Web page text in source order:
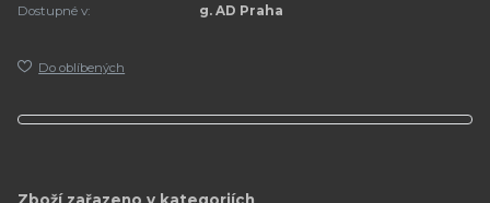
Dostupné v:
g. AD Praha
Do oblíbených
Zboží zařazeno v kategoriích